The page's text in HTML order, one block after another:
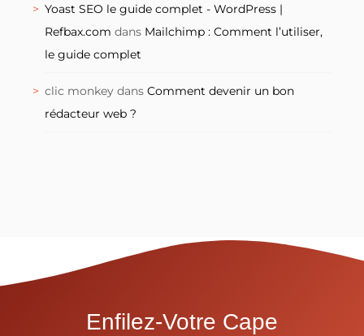
Yoast SEO le guide complet - WordPress |
Refbax.com dans Mailchimp : Comment l’utiliser,
le guide complet
clic monkey dans Comment devenir un bon
rédacteur web ?
Enfilez-Votre Cape